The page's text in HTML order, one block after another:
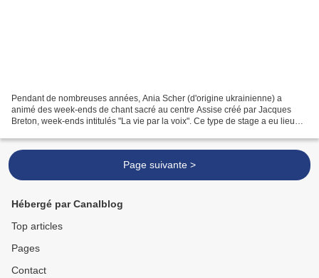
Pendant de nombreuses années, Ania Scher (d'origine ukrainienne) a
animé des week-ends de chant sacré au centre Assise créé par Jacques
Breton, week-ends intitulés "La vie par la voix". Ce type de stage a eu lieu
Page suivante >
Hébergé par Canalblog
Top articles
Pages
Contact